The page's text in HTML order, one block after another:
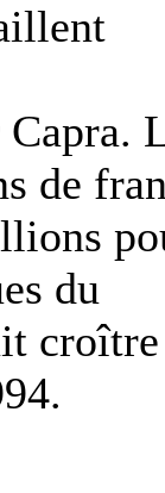
de
du
croître